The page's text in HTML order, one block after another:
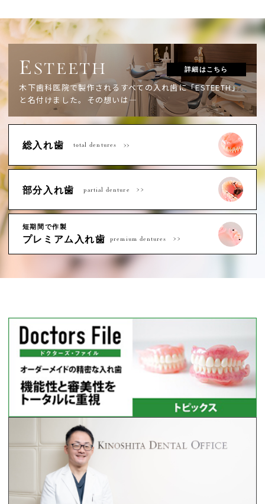
E STEETH
木下歯科医院で製作されるすべての入れ歯に「ESTEETH」
と名付けました。 その想いは―
詳細はこちら
総入れ歯 total dentures
部分入れ歯 partial denture
短期間で作製
プレミアム入れ歯 premium dentures